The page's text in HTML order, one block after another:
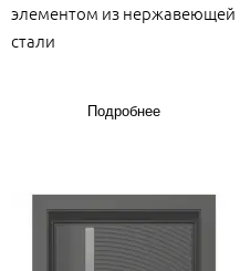
элементом из нержавеющей
стали
Подробнее